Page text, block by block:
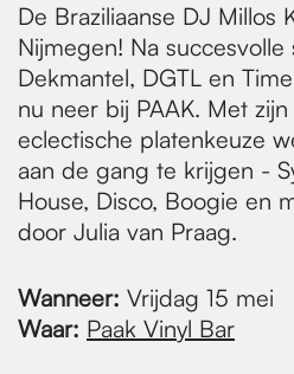
De Braziliaanse DJ Millos
Nijmegen! Na succesvolle
Dekmantel, DGTL en
nu neer bij PAAK. Met
eclectische platenkeuze
aan de gang te krijgen -
House, Disco, Boogie en
door Julia van Praag.
Wanneer: Vrijdag 15 mei
Waar: Paak Vinyl Bar